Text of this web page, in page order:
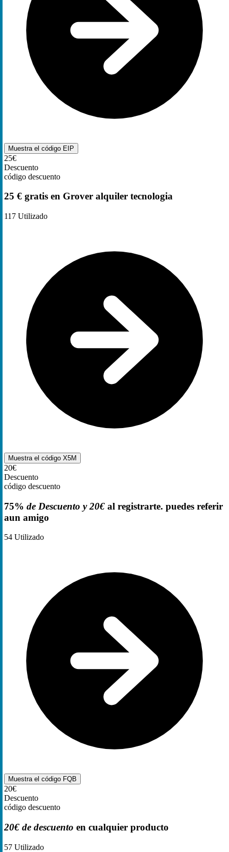
Muestra el código EIP
25€
Descuento
código descuento
25 € gratis en Grover alquiler tecnologia
117 Utilizado
Muestra el código X5M
20€
Descuento
código descuento
75% de Descuento y 20€ al registrarte. puedes referir
aun amigo
54 Utilizado
Muestra el código FQB
20€
Descuento
código descuento
20€ de descuento en cualquier producto
57 Utilizado